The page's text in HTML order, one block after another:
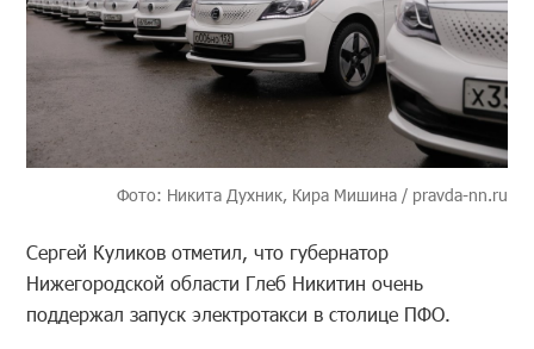
Фото: Никита Духник, Кира Мишина / pravda-nn.ru
Сергей Куликов отметил, что губернатор
Нижегородской области Глеб Никитин очень
поддержал запуск электротакси в столице ПФО.